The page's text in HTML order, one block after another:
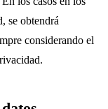
se obtendrá
considerando el